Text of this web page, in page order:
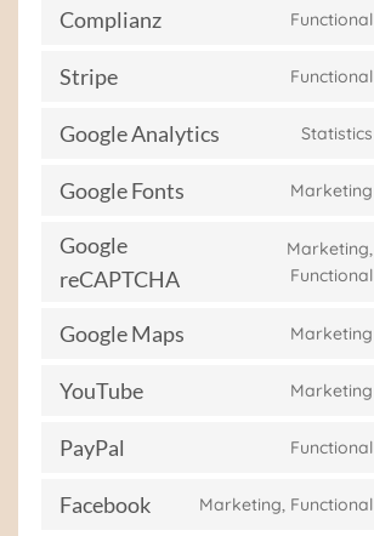
Complianz Functional
Stripe Functional
Google Analytics Statistics
Google Fonts Marketing
Google
reCAPTCHA
Marketing,
Functional
Google Maps Marketing
YouTube Marketing
PayPal Functional
Facebook Marketing, Functional